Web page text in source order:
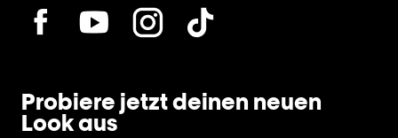
Probiere jetzt deinen neuen
Look aus